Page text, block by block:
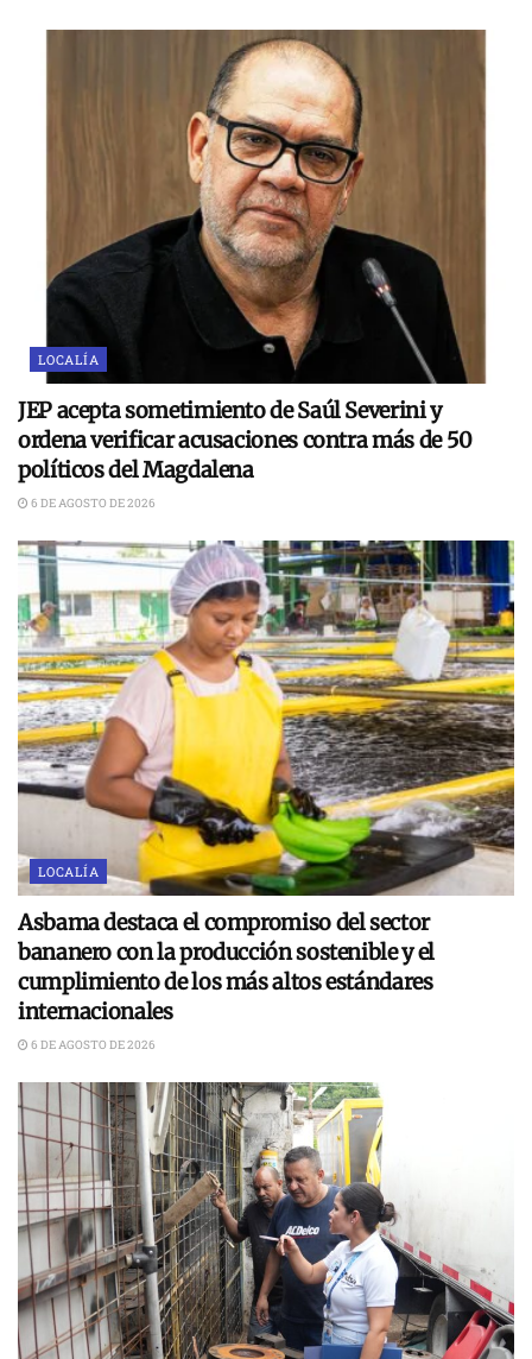
LOCALÍA
JEP acepta sometimiento de Saúl Severini y
ordena verificar acusaciones contra más de 50
políticos del Magdalena
6 DE AGOSTO DE 2026
LOCALÍA
Asbama destaca el compromiso del sector
bananero con la producción sostenible y el
cumplimiento de los más altos estándares
internacionales
6 DE AGOSTO DE 2026